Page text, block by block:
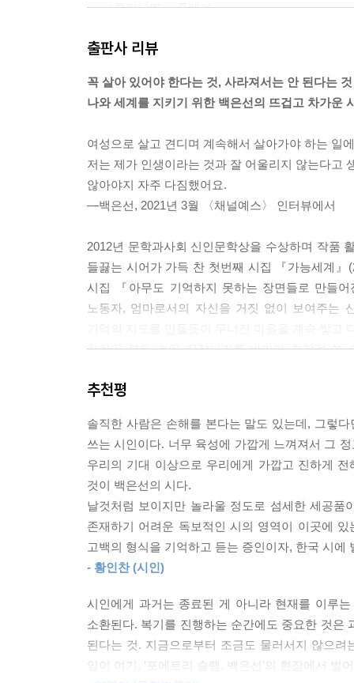
포에트리 슬램, 백은선 · 양경언
--- 「클리나멘」 중에서
이상하게도 가슴이 미어지는 것처럼 아파
이렇게 말해도 될까
영혼이라는 게 있다면 그건 너만 가진 것 같다
[……]
어쨌든 너는
나는 남아서 이야기를 지어내는 사람
--- 「퀸의 여름」 중에서
혼자 어둠을 지키고 서 있을 때
눈의 무게를 이기지 못하고
나뭇가지가 둑둑 둑 부러지는 소리.
가끔은 지금부터 죽을 때까지 아무 말도 하지 않
아들은 내 마음 안에 빨강이 있다고 사랑이고 약
몇 시간이나 울었다 이상해서, 이상해서, 이상해
출판사 리뷰
꼭 살아 있어야 한다는 것, 사라져서는 안 된다는 것
나와 세계를 지키기 위한 백은선의 뜨겁고 차가운
여성으로 살고 견디며 계속해서 살아가야 하는 일
저는 제가 인생이라는 것과 잘 어울리지 않는다고
않아야지 자주 다짐했어요.
―백은선, 2021년 3월 〈채널예스〉 인터뷰에서
2012년 문학과사회 신인문학상을 수상하며 작품
들끓는 시어가 가득 찬 첫번째 시집 『가능세계』
시집 『아무도 기억하지 못하는 장면들로 만들
노동자, 엄마로서의 자신을 거짓 없이 보여주는
차라리 모든 것이 끝장나기를 바라며 휘갈겨 쓸
않는다. 오늘로부터 도망치지 않는다.
솔직한 사람은 손해를 본다는 말도 있는데, 그렇
쓰는 시인이다. 너무 육성에 가깝게 느껴져서 그
우리의 기대 이상으로 우리에게 가깝고 진하게
것이 백은선의 시다.
날것처럼 보이지만 놀라울 정도로 섬세한 세공
존재하기 어려운 독보적인 시의 영역이 이곳에
고백의 형식을 기억하고 듣는 증인이자, 한국 시
엄청나게 선명하고 믿을 수 없이 가까운 고백
추천평
솔직한 사람은 손해를 본다는 말도 있는데, 그렇
쓰는 시인이다. 너무 육성에 가깝게 느껴져서 그
우리의 기대 이상으로 우리에게 가깝고 진하게
것이 백은선의 시다.
날것처럼 보이지만 놀라울 정도로 섬세한 세공
존재하기 어려운 독보적인 시의 영역이 이곳에
고백의 형식을 기억하고 듣는 증인이자, 한국 시
- 황인찬 (시인)
시인에게 과거는 종료된 게 아니라 현재를 이루
소환된다. 복기를 진행하는 순간에도 중요한 것은
된다는 것. 지금으로부터 조금도 물러서지 않으려
일이 여기, ‘포에트리 슬램, 백은선’의 현장에서 벌